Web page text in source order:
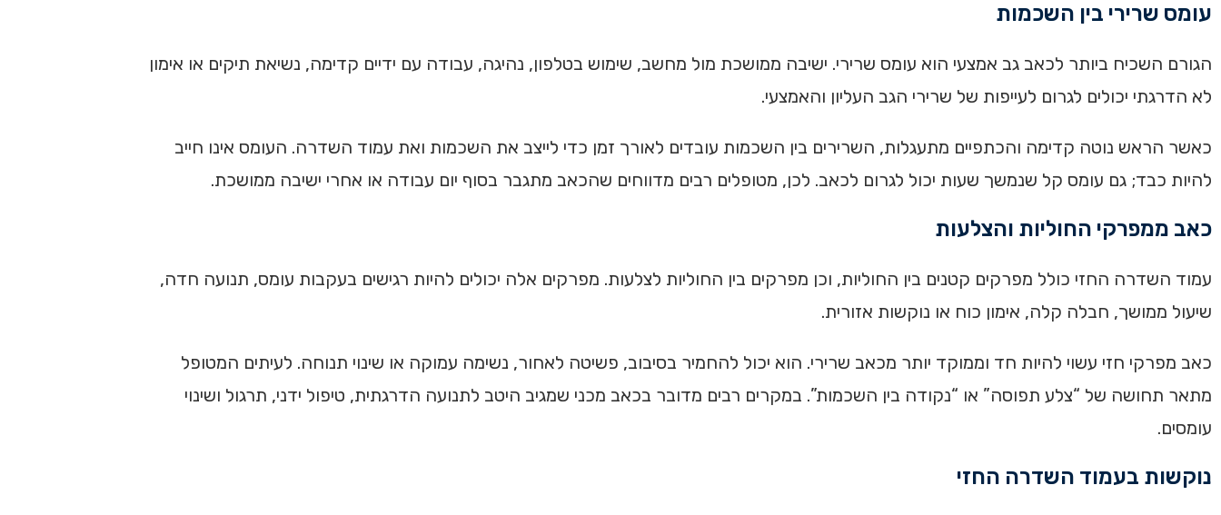
עומס שרירי בין השכמות
הגורם השכיח ביותר לכאב גב אמצעי הוא עומס שרירי. ישיבה ממושכת מול מחשב, שימוש בטלפון, נהיגה, עבודה עם ידיים קדימה, נשיאת תיקים או אימון
לא הדרגתי יכולים לגרום לעייפות של שרירי הגב העליון והאמצעי.
כאשר הראש נוטה קדימה והכתפיים מתעגלות, השרירים בין השכמות עובדים לאורך זמן כדי לייצב את השכמות ואת עמוד השדרה. העומס אינו חייב
להיות כבד; גם עומס קל שנמשך שעות יכול לגרום לכאב. לכן, מטופלים רבים מדווחים שהכאב מתגבר בסוף יום עבודה או אחרי ישיבה ממושכת.
כאב ממפרקי החוליות והצלעות
עמוד השדרה החזי כולל מפרקים קטנים בין החוליות, וכן מפרקים בין החוליות לצלעות. מפרקים אלה יכולים להיות רגישים בעקבות עומס, תנועה חדה,
שיעול ממושך, חבלה קלה, אימון כוח או נוקשות אזורית.
כאב מפרקי חזי עשוי להיות חד וממוקד יותר מכאב שרירי. הוא יכול להחמיר בסיבוב, פשיטה לאחור, נשימה עמוקה או שינוי תנוחה. לעיתים המטופל
מתאר תחושה של “צלע תפוסה” או “נקודה בין השכמות”. במקרים רבים מדובר בכאב מכני שמגיב היטב לתנועה הדרגתית, טיפול ידני, תרגול ושינוי
עומסים.
נוקשות בעמוד השדרה החזי